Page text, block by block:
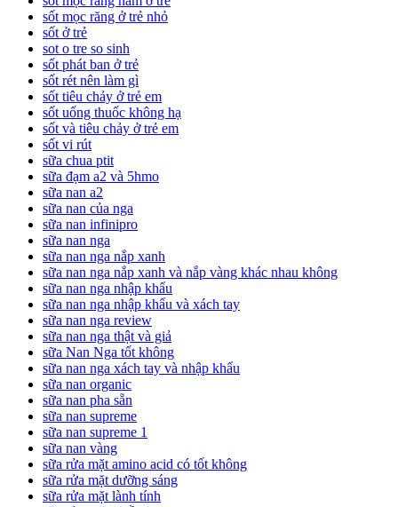
sốt mọc răng ở trẻ nhỏ
sốt ở trẻ
sot o tre so sinh
sốt phát ban ở trẻ
sốt rét nên làm gì
sốt tiêu chảy ở trẻ em
sốt uống thuốc không hạ
sốt và tiêu chảy ở trẻ em
sốt vi rút
sữa chua ptit
sữa đạm a2 và 5hmo
sữa nan a2
sữa nan của nga
sữa nan infinipro
sữa nan nga
sữa nan nga nắp xanh
sữa nan nga nắp xanh và nắp vàng khác nhau không
sữa nan nga nhập khẩu
sữa nan nga nhập khẩu và xách tay
sữa nan nga review
sữa nan nga thật và giả
sữa Nan Nga tốt không
sữa nan nga xách tay và nhập khẩu
sữa nan organic
sữa nan pha sẵn
sữa nan supreme
sữa nan supreme 1
sữa nan vàng
sữa rửa mặt amino acid có tốt không
sữa rửa mặt dưỡng sáng
sữa rửa mặt lành tính